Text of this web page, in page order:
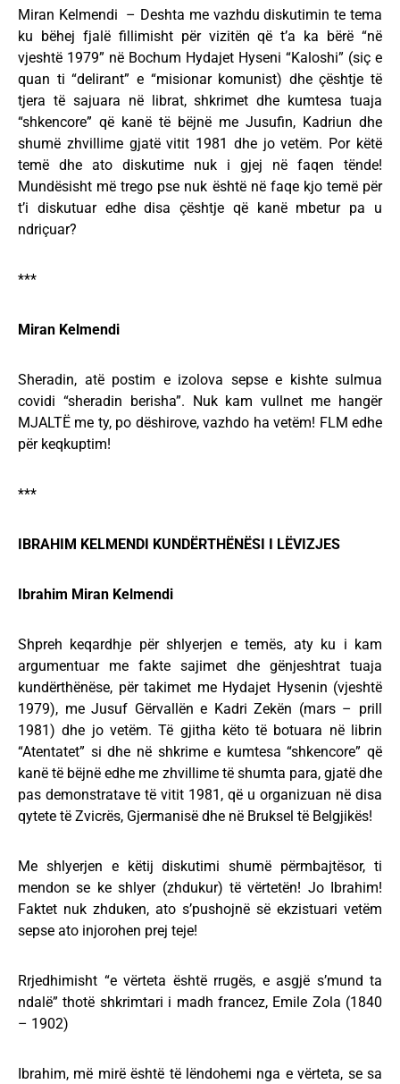
Miran Kelmendi – Deshta me vazhdu diskutimin te tema
ku bëhej fjalë fillimisht për vizitën që t’a ka bërë “në
vjeshtë 1979” në Bochum Hydajet Hyseni “Kaloshi” (siç e
quan ti “delirant” e “misionar komunist) dhe çështje të
tjera të sajuara në librat, shkrimet dhe kumtesa tuaja
“shkencore” që kanë të bëjnë me Jusufin, Kadriun dhe
shumë zhvillime gjatë vitit 1981 dhe jo vetëm. Por këtë
temë dhe ato diskutime nuk i gjej në faqen tënde!
Mundësisht më trego pse nuk është në faqe kjo temë për
t’i diskutuar edhe disa çështje që kanë mbetur pa u
ndriçuar?
***
Miran Kelmendi
Sheradin, atë postim e izolova sepse e kishte sulmua
covidi “sheradin berisha”. Nuk kam vullnet me hangër
MJALTË me ty, po dëshirove, vazhdo ha vetëm! FLM edhe
për keqkuptim!
***
IBRAHIM KELMENDI KUNDËRTHËNËSI I LËVIZJES
Ibrahim Miran Kelmendi
Shpreh keqardhje për shlyerjen e temës, aty ku i kam
argumentuar me fakte sajimet dhe gënjeshtrat tuaja
kundërthënëse, për takimet me Hydajet Hysenin (vjeshtë
1979), me Jusuf Gërvallën e Kadri Zekën (mars – prill
1981) dhe jo vetëm. Të gjitha këto të botuara në librin
“Atentatet” si dhe në shkrime e kumtesa “shkencore” që
kanë të bëjnë edhe me zhvillime të shumta para, gjatë dhe
pas demonstratave të vitit 1981, që u organizuan në disa
qytete të Zvicrës, Gjermanisë dhe në Bruksel të Belgjikës!
Me shlyerjen e këtij diskutimi shumë përmbajtësor, ti
mendon se ke shlyer (zhdukur) të vërtetën! Jo Ibrahim!
Faktet nuk zhduken, ato s’pushojnë së ekzistuari vetëm
sepse ato injorohen prej teje!
Rrjedhimisht “e vërteta është rrugës, e asgjë s’mund ta
ndalë” thotë shkrimtari i madh francez, Emile Zola (1840
– 1902)
Ibrahim, më mirë është të lëndohemi nga e vërteta, se sa